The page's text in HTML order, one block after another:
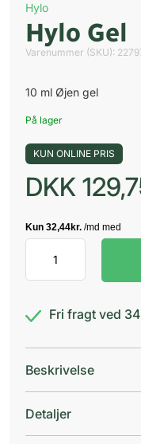
Hylo
Hylo Gel
Varenummer (SKU):
10 ml Øjen gel
På lager
KUN ONLINE PRIS
DKK
antal
Fri fragt ved
Beskrivelse
Detaljer